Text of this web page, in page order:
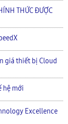
THỨC ĐƯỢC
giá thiết bị Cloud
hệ mới
Excellence